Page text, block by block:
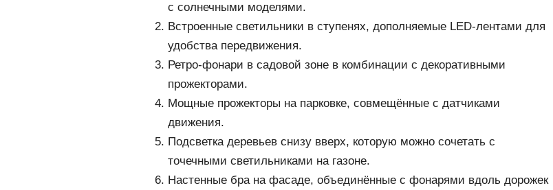
с солнечными моделями.
Встроенные светильники в ступенях, дополняемые LED-лентами для
удобства передвижения.
Ретро-фонари в садовой зоне в комбинации с декоративными
прожекторами.
Мощные прожекторы на парковке, совмещённые с датчиками
движения.
Подсветка деревьев снизу вверх, которую можно сочетать с
точечными светильниками на газоне.
Настенные бра на фасаде, объединённые с фонарями вдоль дорожек